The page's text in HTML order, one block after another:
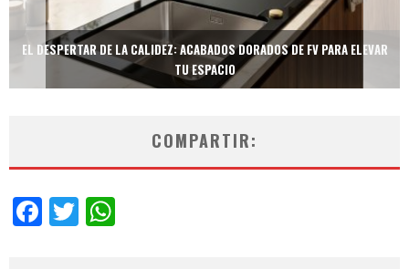
TECNOLOGÍA Y BIENESTAR DE VANGUARDIA: EL INODORO INTELIGENTE
NEOTECH DE FV.
COMPARTIR:
Facebook
Twitter